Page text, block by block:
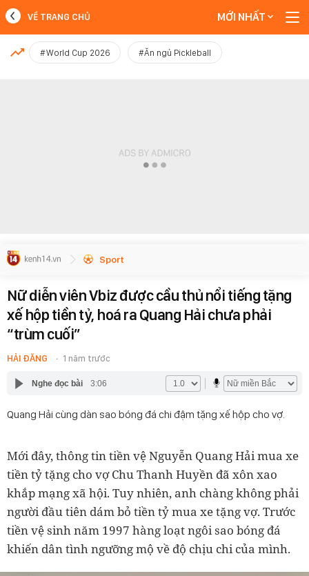
MỚI NHẤT
VỀ TRANG CHỦ MỚI NHẤT
#World Cup 2026 #Ăn ngủ Pickleball
Sport
Nữ diễn viên Vbiz được cầu thủ nổi tiếng tặng
xế hộp tiền tỷ, hoá ra Quang Hải chưa phải
“trùm cuối”
HẢI ĐĂNG 1 năm trước
Nghe đọc bài 3:06
Quang Hải cùng dàn sao bóng đá chi đậm tặng xế hộp cho vợ.
Mới đây, thông tin tiền vệ Nguyễn Quang Hải mua xe
tiền tỷ tặng cho vợ Chu Thanh Huyền đã xôn xao
khắp mạng xã hội. Tuy nhiên, anh chàng không phải
người đầu tiên dám bỏ tiền tỷ mua xe tặng vợ. Trước
tiền vệ sinh năm 1997 hàng loạt ngôi sao bóng đá
khiến dân tình ngưỡng mộ về độ chịu chi của mình.